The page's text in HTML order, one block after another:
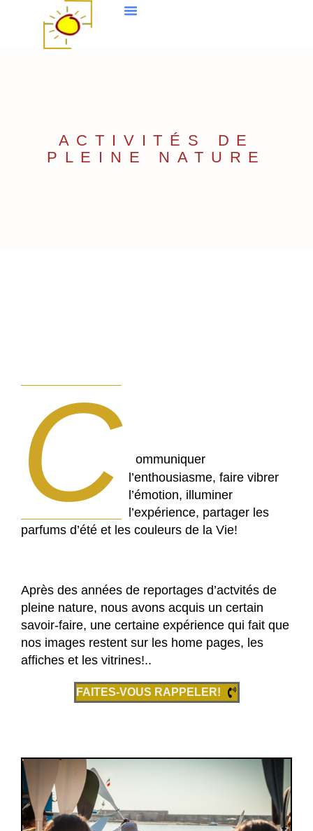
ACTIVITÉS DE
PLEINE NATURE
C
ommuniquer
l’enthousiasme, faire vibrer
l’émotion, illuminer
l’expérience, partager les
parfums d’été et les couleurs de la Vie!
Après des années de reportages d’actvités de
pleine nature, nous avons acquis un certain
savoir-faire, une certaine expérience qui fait que
nos images restent sur les home pages, les
affiches et les vitrines!..
FAITES-VOUS RAPPELER!